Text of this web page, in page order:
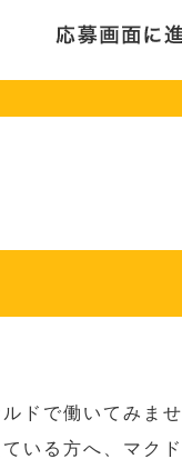
ドで働いてみま
いる方へ、マク